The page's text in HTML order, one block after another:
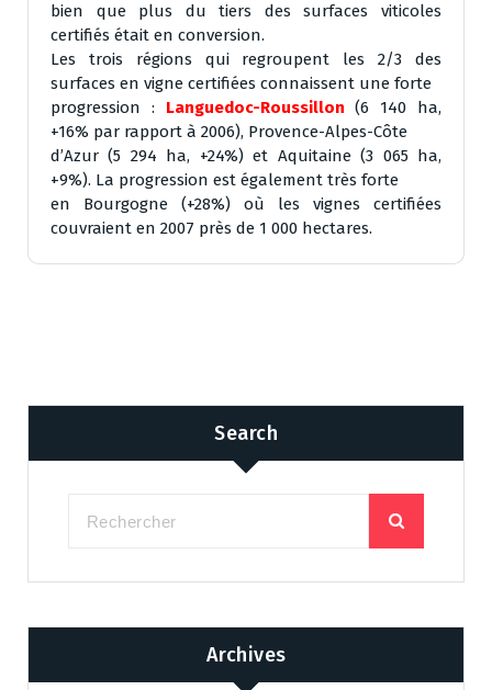
bien que plus du tiers des surfaces viticoles
certifiés était en conversion.
Les trois régions qui regroupent les 2/3 des
surfaces en vigne certifiées connaissent une forte
progression : Languedoc-Roussillon (6 140 ha,
+16% par rapport à 2006), Provence-Alpes-Côte
d’Azur (5 294 ha, +24%) et Aquitaine (3 065 ha,
+9%). La progression est également très forte
en Bourgogne (+28%) où les vignes certifiées
couvraient en 2007 près de 1 000 hectares.
Search
Archives